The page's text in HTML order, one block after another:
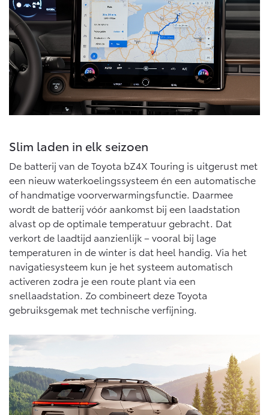
Slim laden in elk seizoen
De batterij van de Toyota bZ4X Touring is uitgerust met
een nieuw waterkoelingssysteem én een automatische
of handmatige voorverwarmingsfunctie. Daarmee
wordt de batterij vóór aankomst bij een laadstation
alvast op de optimale temperatuur gebracht. Dat
verkort de laadtijd aanzienlijk – vooral bij lage
temperaturen in de winter is dat heel handig. Via het
navigatiesysteem kun je het systeem automatisch
activeren zodra je een route plant via een
snellaadstation. Zo combineert deze Toyota
gebruiksgemak met technische verfijning.